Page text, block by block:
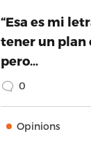
“Esa es mi
tener un plan
pero…
0
Opinions